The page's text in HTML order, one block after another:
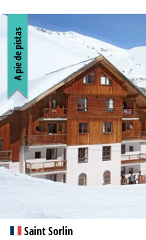
Saint Sorlin
A pie de pistas